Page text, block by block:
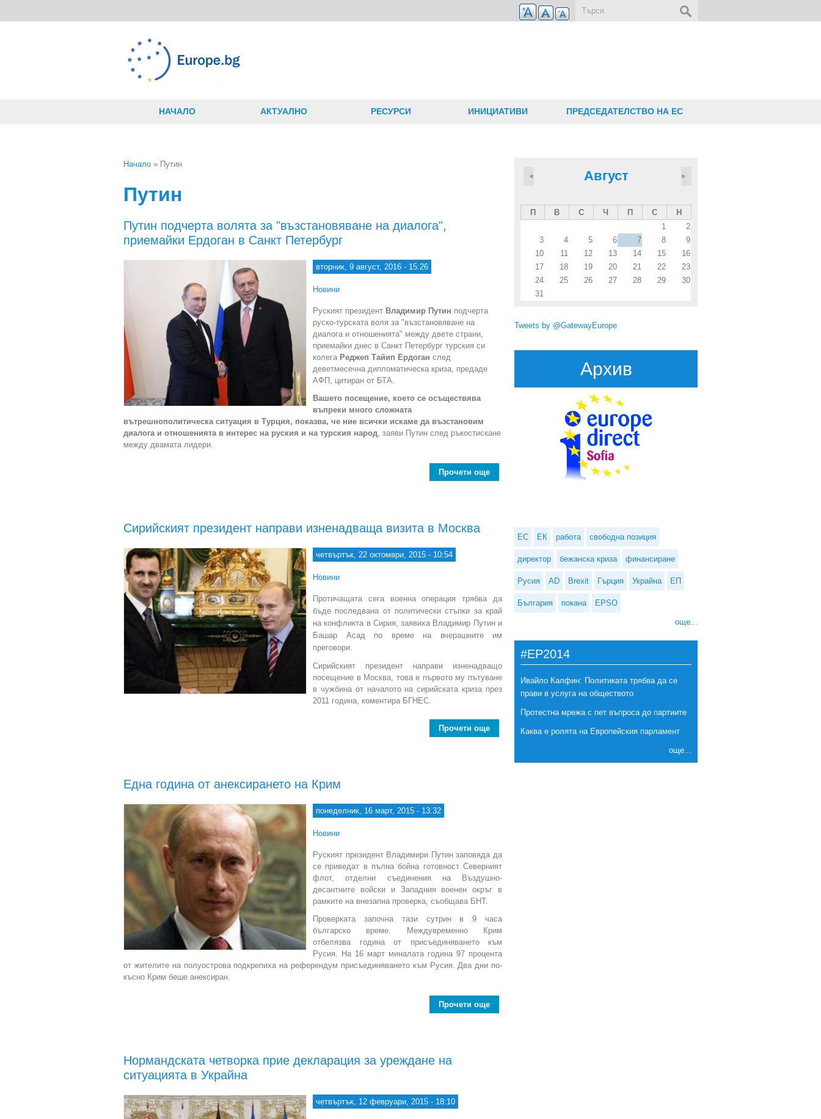
НАЧАЛО АКТУАЛНО РЕСУРСИ ИНИЦИАТИВИ ПРЕДСЕДАТЕЛСТВО НА ЕС
Начало » Путин
Путин
Путин подчерта волята за "възстановяване на диалога",
приемайки Ердоган в Санкт Петербург
вторник, 9 август, 2016 - 15:26
Новини
Руският президент Владимир Путин подчерта
руско-турската воля за "възстановяване на
диалога и отношенията" между двете страни,
приемайки днес в Санкт Петербург турския си
колега Реджеп Тайип Ердоган след
деветмесечна дипломатическа криза, предаде
АФП, цитиран от БТА.
Вашето посещение, което се осъществява
въпреки много сложната
вътрешнополитическа ситуация в Турция, показва, че ние всички искаме да възстановим
диалога и отношенията в интерес на руския и на турския народ, заяви Путин след ръкостискане
между двамата лидери.
Прочети още
about Путин подчерта волята за "възстановяване на диалога", приемайки Ердоган
Сирийският президент направи изненадваща визита в Москва
четвъртък, 22 октомври, 2015 - 10:54
Новини
Протичащата сега военна операция трябва да
бъде последвана от политически стъпки за край
на конфликта в Сирия, заявиха Владимир Путин и
Башар Асад по време на вчерашните им
преговори.
Сирийският президент направи изненадващо
посещение в Москва, това е първото му пътуване
в чужбина от началото на сирийската криза през
2011 година, коментира БГНЕС.
Прочети още about Сирийският президент направи изненадваща визита в Москва
Една година от анексирането на Крим
понеделник, 16 март, 2015 - 13:32
Новини
Руският президент Владимири Путин заповяда да
се приведат в пълна бойна готовност Северният
флот, отделни съединения на Въздушно-
десантните войски и Западния военен окръг в
рамките на внезапна проверка, съобщава БНТ.
Проверката започна тази сутрин в 9 часа
българско време. Междувременно Крим
отбелязва година от присъединяването към
Русия. На 16 март миналата година 97 процента
от жителите на полуострова подкрепиха на референдум присъединяването към Русия. Два дни по-
късно Крим беше анексиран.
Прочети още
Нормандската четворка прие декларация за уреждане на
ситуацията в Украйна
четвъртък, 12 февруари, 2015 - 18:10
Август
« »
П В С Ч П С
Н
1
2
3
4 5 6 7 8
9
10
11 12 13 14 15
16
17
18 19 20 21 22
23
24
25 26 27 28 29
30
31
Tweets by @GatewayEurope
Архив
ЕС ЕК работа свободна позиция
директор бежанска криза финансиране
Русия AD Brexit Гърция Украйна ЕП
България покана EPSO
още...
#EP2014
Ивайло Калфин: Политиката трябва да се
прави в услуга на обществото
Протестна мрежа с пет въпроса до партиите
Каква е ролята на Европейския парламент
още...